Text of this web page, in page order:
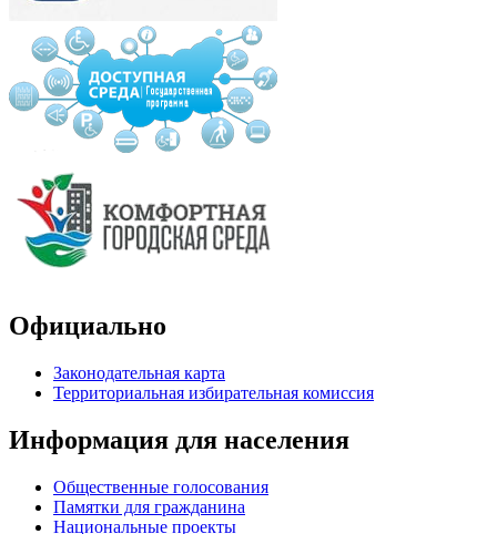
Официально
Законодательная карта
Территориальная избирательная комиссия
Информация для населения
Общественные голосования
Памятки для гражданина
Национальные проекты